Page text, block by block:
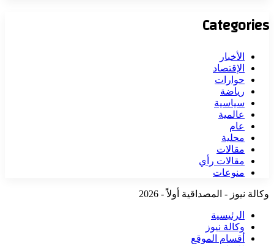
Categories
الأخبار
الإقتصاد
حوارات
رياضة
سياسية
عالمية
عام
محلية
مقالات
مقالات رأي
منوعات
وكالة نيوز - المصداقية أولاً - 2026
الرئيسية
وكالة نيوز
أقسام الموقع